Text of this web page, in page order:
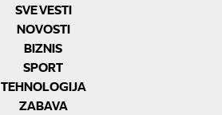
SVE VESTI
NOVOSTI
BIZNIS
SPORT
TEHNOLOGIJA
ZABAVA